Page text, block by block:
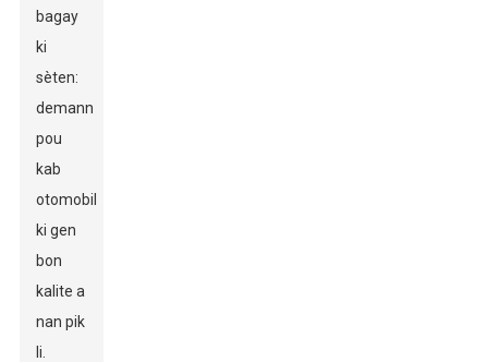
bagay
ki
sèten:
demann
pou
kab
otomobil
ki gen
bon
kalite a
nan pik
li.